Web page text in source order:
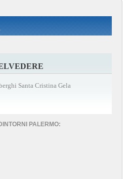
Santa Cristina Gela
PALERMO: